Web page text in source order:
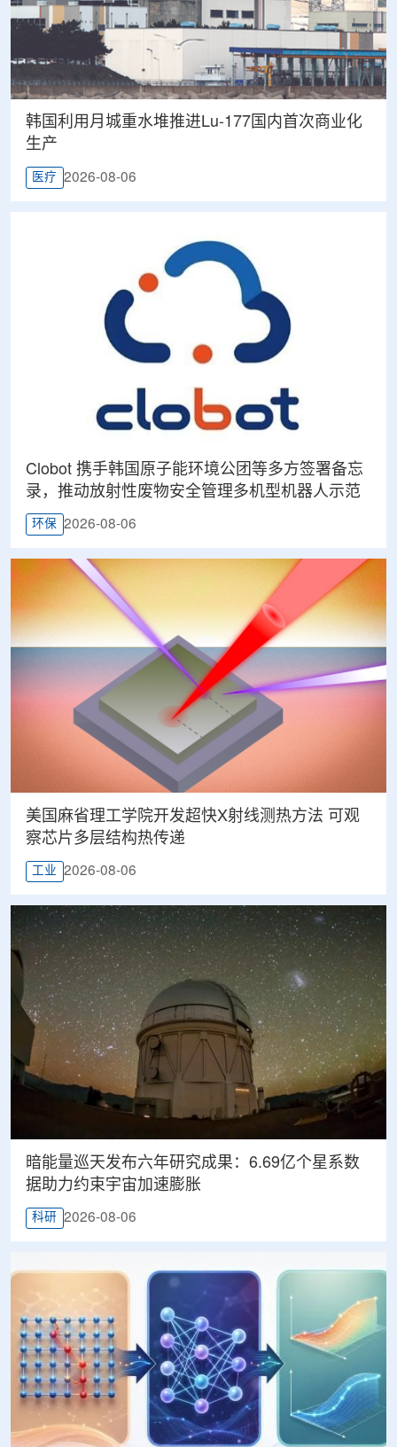
韩国利用月城重水堆推进Lu-177国内首次商业化
生产
医疗 2026-08-06
Clobot 携手韩国原子能环境公团等多方签署备忘
录，推动放射性废物安全管理多机型机器人示范
环保 2026-08-06
美国麻省理工学院开发超快X射线测热方法 可观
察芯片多层结构热传递
工业 2026-08-06
暗能量巡天发布六年研究成果：6.69亿个星系数
据助力约束宇宙加速膨胀
科研 2026-08-06